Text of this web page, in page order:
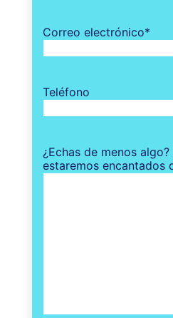
Correo electrónico*
Teléfono
¿Echas de menos
estaremos encantados